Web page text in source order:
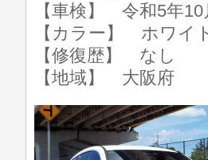
【車検】 令和5年10
【カラー】 ホワイ
【修復歴】 なし
【地域】 大阪府